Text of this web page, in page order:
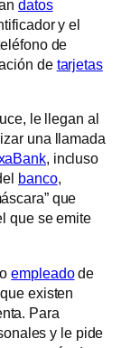
datos
y el
de
de tarjetas
le llegan al
una llamada
, incluso
banco,
que
que se emite
empleadode
existen
Para
y le pide